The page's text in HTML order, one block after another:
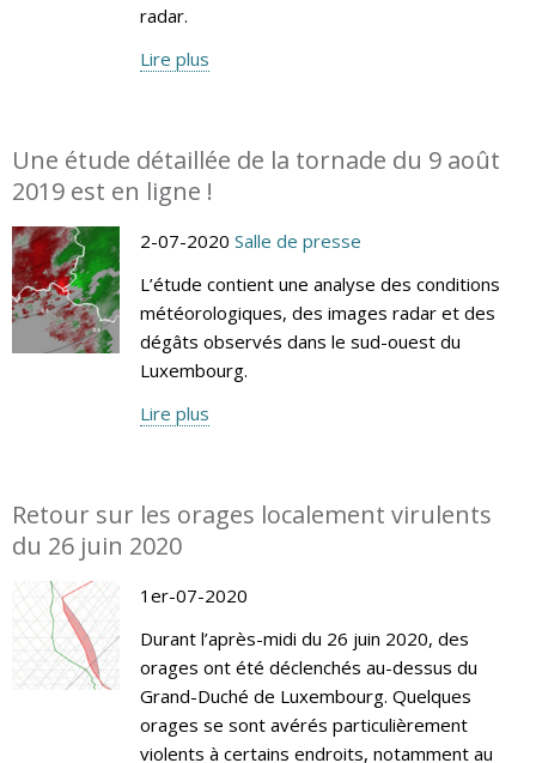
radar.
Lire plus
Une étude détaillée de la tornade du 9 août
2019 est en ligne !
2-07-2020 Salle de presse
L’étude contient une analyse des conditions
météorologiques, des images radar et des
dégâts observés dans le sud-ouest du
Luxembourg.
Lire plus
Retour sur les orages localement virulents
du 26 juin 2020
1er-07-2020
Durant l’après-midi du 26 juin 2020, des
orages ont été déclenchés au-dessus du
Grand-Duché de Luxembourg. Quelques
orages se sont avérés particulièrement
violents à certains endroits, notamment au